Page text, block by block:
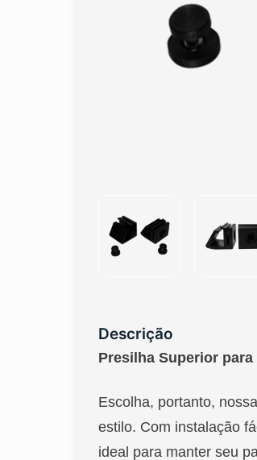
Descrição
Presilha Superior
Escolha, portanto, nossa
estilo. Com instalação
ideal para manter seu